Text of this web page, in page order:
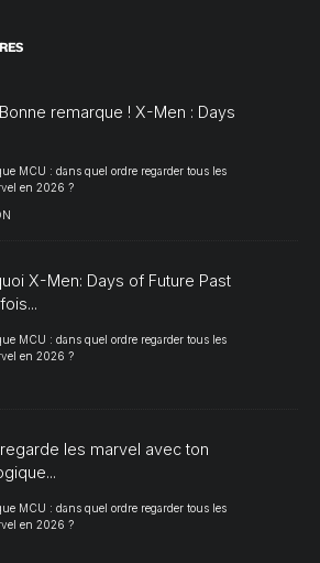
remarque ! X-Men : Days
MCU : dans quel ordre regarder tous les
en 2026 ?
X-Men: Days of Future Past
MCU : dans quel ordre regarder tous les
en 2026 ?
les marvel avec ton
MCU : dans quel ordre regarder tous les
en 2026 ?